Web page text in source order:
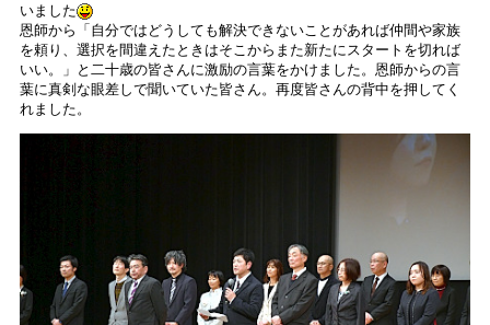
いました
恩師から「自分ではどうしても解決できないことがあれば仲間や家族
を頼り、選択を間違えたときはそこからまた新たにスタートを切れば
いい。」と二十歳の皆さんに激励の言葉をかけました。恩師からの言
葉に真剣な眼差しで聞いていた皆さん。再度皆さんの背中を押してく
れました。